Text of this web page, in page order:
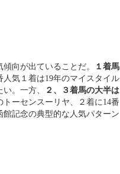
向が出ていることだ。
１着馬
気１着は19年のマイスタイル
。一方、
２、３着馬の大半は
ーセンスーリヤ、２着に14番
記念の典型的な人気パターン